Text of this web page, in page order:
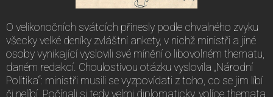
O velikonočních svátcích přinesly podle chvalného zvyku
všecky velké deníky zvláštní ankety, v nichž ministři a jiné
osoby vynikající vyslovili své mínění o libovolném thematu,
daném redakcí. Choulostivou otázku vyslovila „Národní
Politika“: ministři musili se vyzpovídati z toho, co se jim líbí
či nelíbí. Počínali si tedy velmi diplomaticky, volíce themata